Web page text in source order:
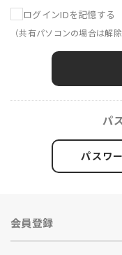
ログインIDを記憶する
（共有パソコンの場合は解
パ
パスワ
会員登録